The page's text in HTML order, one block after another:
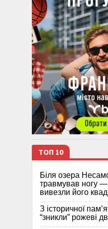
ТОП 10
Біля озера
травмував ногу —
вивезли його
З історичної
“зникли” рожеві